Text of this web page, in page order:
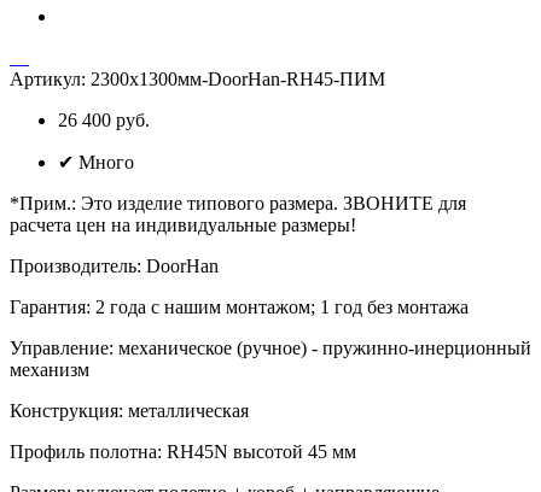
Артикул: 2300х1300мм-DoorHan-RH45-ПИМ
26 400 руб.
✔ Много
*Прим.: Это изделие типового размера. ЗВОНИТЕ для
расчета цен на индивидуальные размеры!
Производитель: DoorHan
Гарантия: 2 года с нашим монтажом; 1 год без монтажа
Управление: механическое (ручное) - пружинно-инерционный
механизм
Конструкция: металлическая
Профиль полотна: RH45N высотой 45 мм